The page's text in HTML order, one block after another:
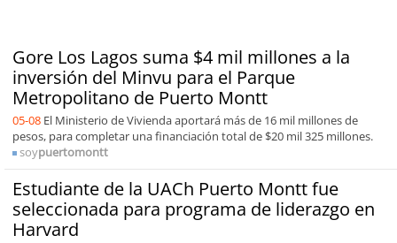
Gore Los Lagos suma $4 mil millones a la
inversión del Minvu para el Parque
Metropolitano de Puerto Montt
05-08 El Ministerio de Vivienda aportará más de 16 mil millones de
pesos, para completar una financiación total de $20 mil 325 millones.
soypuertomontt
Estudiante de la UACh Puerto Montt fue
seleccionada para programa de liderazgo en
Harvard